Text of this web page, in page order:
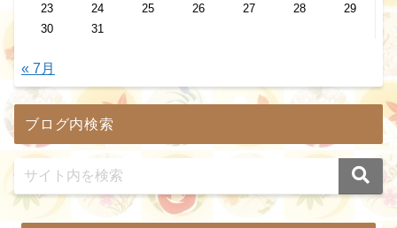
23
24 25 26 27 28
29
30
31
« 7月
ブログ内検索